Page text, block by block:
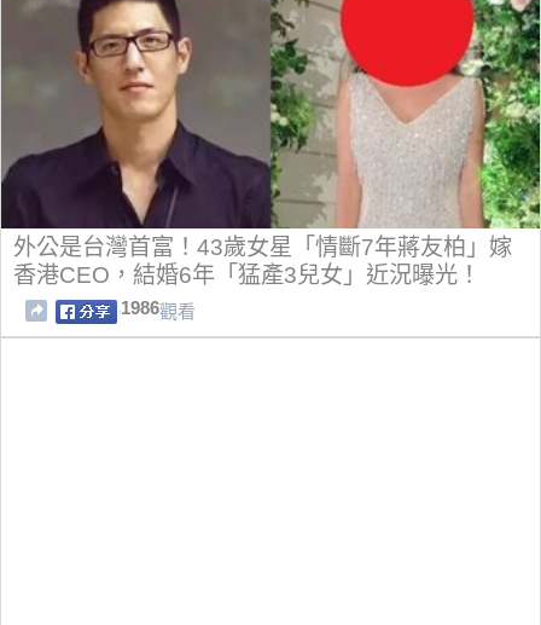
外公是台灣首富！43歲女星「情斷7年蔣友柏」嫁
香港CEO，結婚6年「猛產3兒女」近況曝光！
1986觀看